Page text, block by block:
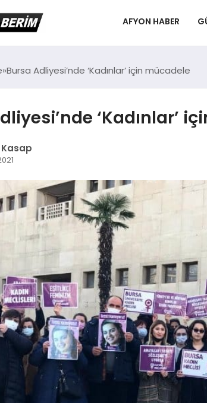
AFYON HABER
Bursa Adliyesi’nde ‘Kadınlar’ için mücadele
‘Kadınlar’